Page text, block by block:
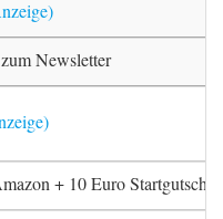
Newsletter
+ 10 Euro